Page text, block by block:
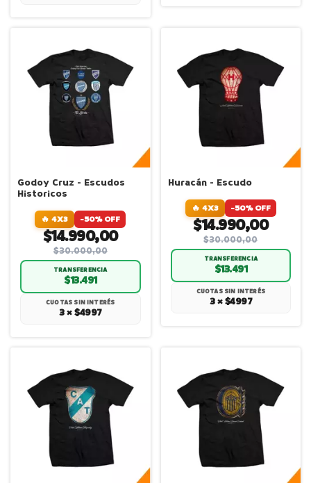
Godoy Cruz - Escudos
Historicos
🔥 4X3 -50% OFF
$14.990,00
$30.000,00
TRANSFERENCIA
$13.491
CUOTAS SIN INTERÉS
3 × $4997
Huracán - Escudo
🔥 4X3 -50% OFF
$14.990,00
$30.000,00
TRANSFERENCIA
$13.491
CUOTAS SIN INTERÉS
3 × $4997